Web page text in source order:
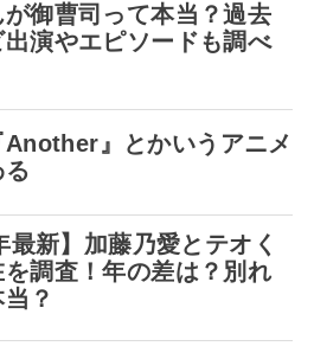
が御曹司って本当？過去
演やエピソードも調べ
Another』とかいうアニメ
最新】加藤乃愛とテオく
調査！年の差は？別れ
？